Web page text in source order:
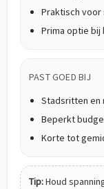
Praktisch
Prima optie
PAST GOED BIJ
Stadsritten en
Beperkt
Korte tot
Tip:Houd